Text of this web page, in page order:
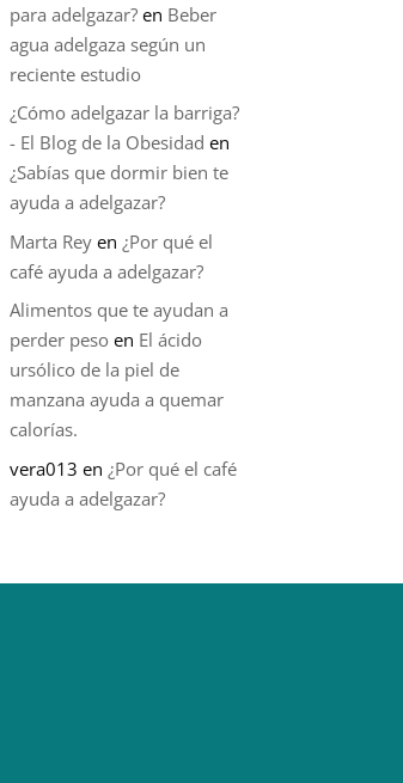
para adelgazar? en Beber
agua adelgaza según un
reciente estudio
¿Cómo adelgazar la barriga?
- El Blog de la Obesidad en
¿Sabías que dormir bien te
ayuda a adelgazar?
Marta Rey en ¿Por qué el
café ayuda a adelgazar?
Alimentos que te ayudan a
perder peso en El ácido
ursólico de la piel de
manzana ayuda a quemar
calorías.
vera013 en ¿Por qué el café
ayuda a adelgazar?